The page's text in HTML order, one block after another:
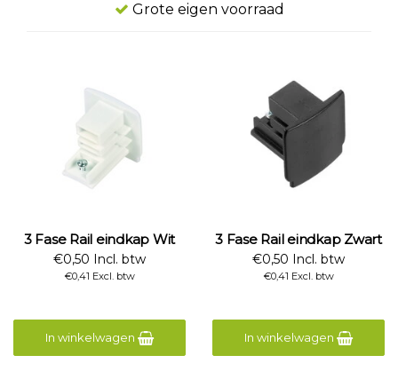
Grote eigen voorraad
3 Fase Rail eindkap Wit
€0,50 Incl. btw
€0,41 Excl. btw
In winkelwagen
3 Fase Rail eindkap Zwart
€0,50 Incl. btw
€0,41 Excl. btw
In winkelwagen